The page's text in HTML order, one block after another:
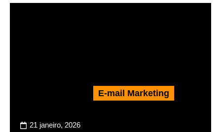
E-mail Marketing
21 janeiro, 2026